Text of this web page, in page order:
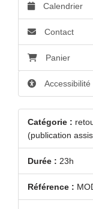
Calendrier
Contact
Panier
Accessibilité
Catégorie :
(publication
Durée : 23h
Référence :